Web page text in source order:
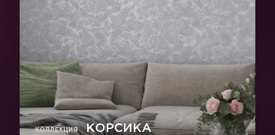
КОЛЛЕКЦИЯ КОРСИКА